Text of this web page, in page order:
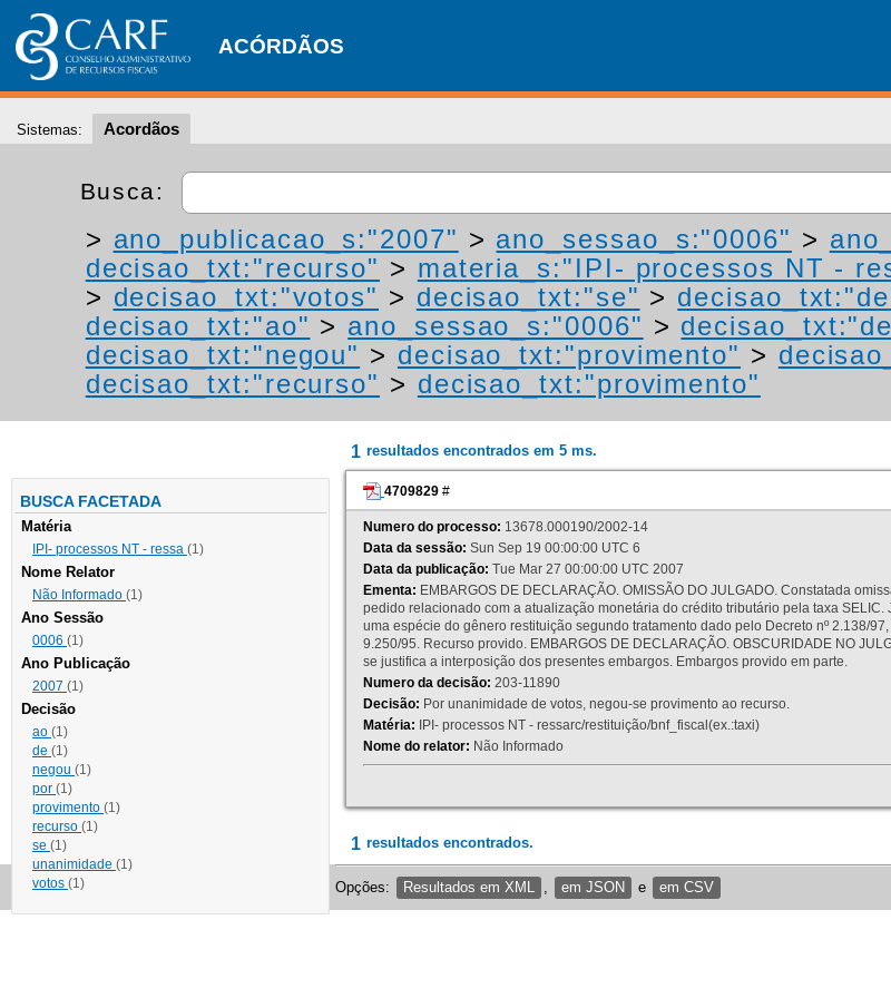
ACÓRDÃOS
Sistemas: Acordãos
Busca:
> ano_publicacao_s:"2007" > ano_sessao_s:"0006" >
decisao_txt:"recurso" > materia_s:"IPI- processos NT -
> decisao_txt:"votos" > decisao_txt:"se" >
decisao_txt:"ao" > ano_sessao_s:"0006" >
decisao_txt:"negou" > decisao_txt:"provimento" >
decisao_txt:"recurso" > decisao_txt:"provimento"
BUSCA FACETADA
Matéria
IPI- processos NT - ressa (1)
Nome Relator
Não Informado (1)
Ano Sessão
0006 (1)
Ano Publicação
2007 (1)
Decisão
ao (1)
de (1)
negou (1)
por (1)
provimento (1)
recurso (1)
se (1)
unanimidade (1)
votos (1)
1 resultados encontrados em 5 ms.
4709829 #
Numero do processo: 13678.000190/2002-14
Data da sessão: Sun Sep 19 00:00:00 UTC 6
Data da publicação: Tue Mar 27 00:00:00 UTC 2007
Ementa: EMBARGOS DE DECLARAÇÃO. OMISSÃO DO JULGADO. Constatada
pedido relacionado com a atualização monetária do crédito tributário pela taxa
uma espécie do gênero restituição segundo tratamento dado pelo Decreto nº 2.138/
9.250/95. Recurso provido. EMBARGOS DE DECLARAÇÃO. OBSCURIDADE NO
se justifica a interposição dos presentes embargos. Embargos provido em parte.
Numero da decisão: 203-11890
Decisão: Por unanimidade de votos, negou-se provimento ao recurso.
Matéria: IPI- processos NT - ressarc/restituição/bnf_fiscal(ex.:taxi)
Nome do relator: Não Informado
1 resultados encontrados.
Opções: Resultados em XML em JSON e em CSV